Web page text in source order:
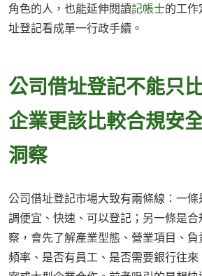
角色的人，也能延伸閱讀記帳士的工
址登記看成單一行政手續。
公司借址登記不能只
企業更該比較合規安
洞察
公司借址登記市場大致有兩條線：一
調便宜、快速、可以登記；另一條是
察，會先了解產業型態、營業項目、
頻率、是否有員工、是否需要銀行往